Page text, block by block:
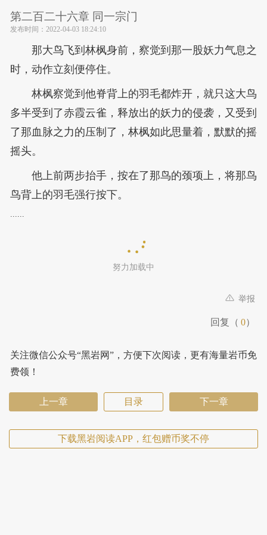
第二百二十六章 同一宗门
发布时间： 2022-04-03 18:24:10
那大鸟飞到林枫身前，察觉到那一股妖力气息之
时，动作立刻便停住。
林枫察觉到他脊背上的羽毛都炸开，就只这大鸟
多半受到了赤霞云雀，释放出的妖力的侵袭，又受到
了那血脉之力的压制了，林枫如此思量着，默默的摇
摇头。
他上前两步抬手，按在了那鸟的颈项上，将那鸟
鸟背上的羽毛强行按下。
......
努力加载中
举报
回复（ 0）
关注微信公众号“黑岩网”，方便下次阅读，更有海量岩币免
费领！
上一章 目录 下一章
下载黑岩阅读APP，红包赠币奖不停